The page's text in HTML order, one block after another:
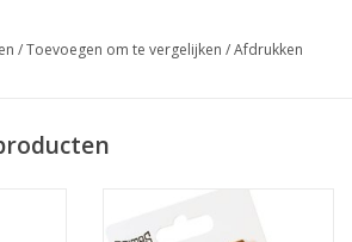
water en zeep of shampoo. Breng de
wassen met de hand in de juiste vorm en
/Toevoegen om te vergelijken /Afdrukken